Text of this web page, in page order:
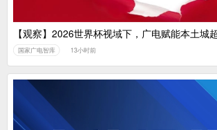
【观察】2026世界杯视域下，广电赋能本土城
国家广电智库 13小时前